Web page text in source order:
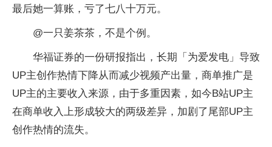
最后她一算账，亏了七八十万元。
@一只姜茶茶，不是个例。
华福证券的一份研报指出，长期「为爱发电」导致
UP主创作热情下降从而减少视频产出量，商单推广是
UP主的主要收入来源，由于多重因素，如今B站UP主
在商单收入上形成较大的两级差异，加剧了尾部UP主
创作热情的流失。